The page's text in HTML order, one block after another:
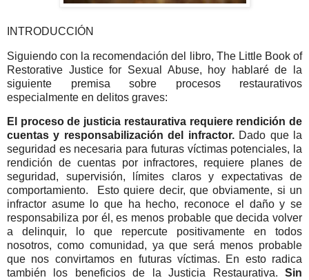
INTRODUCCIÓN
Siguiendo con la recomendación del libro, The Little Book of
Restorative Justice for Sexual Abuse, hoy hablaré de la
siguiente premisa sobre procesos restaurativos
especialmente en delitos graves:
El proceso de justicia restaurativa requiere rendición de
cuentas y responsabilización del infractor.Dado que la
seguridad es necesaria para futuras víctimas potenciales, la
rendición de cuentas por infractores, requiere planes de
seguridad, supervisión, límites claros y expectativas de
comportamiento. Esto quiere decir, que obviamente, si un
infractor asume lo que ha hecho, reconoce el daño y se
responsabiliza por él, es menos probable que decida volver
a delinquir, lo que repercute positivamente en todos
nosotros, como comunidad, ya que será menos probable
que nos convirtamos en futuras víctimas. En esto radica
también los beneficios de la Justicia Restaurativa. Sin